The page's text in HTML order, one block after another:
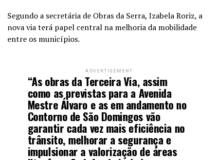
Segundo a secretária de Obras da Serra, Izabela Roriz, a
nova via terá papel central na melhoria da mobilidade
entre os municípios.
ADVERTISEMENT
“As obras da Terceira Via, assim
como as previstas para a Avenida
Mestre Álvaro e as em andamento no
Contorno de São Domingos vão
garantir cada vez mais eficiência no
trânsito, melhorar a segurança e
impulsionar a valorização de áreas